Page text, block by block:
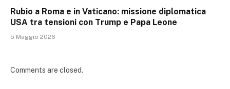
Rubio a Roma e in Vaticano: missione diplomatica
USA tra tensioni con Trump e Papa Leone
5 Maggio 2026
Comments are closed.